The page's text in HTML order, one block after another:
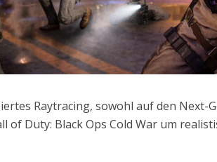
Raytracing, sowohl auf den Next-
of Duty: Black Ops Cold War um